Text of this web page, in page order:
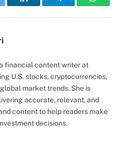
LinkedInTelegram
financial content writer at
U.S. stocks, cryptocurrencies,
market trends. She is
accurate, relevant, and
content to help readers make
decisions.